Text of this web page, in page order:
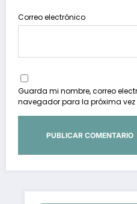
Correo electrónico
Guarda mi nombre, correo
navegador para la próxima vez